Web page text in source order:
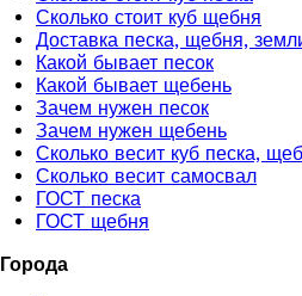
Сколько стоит куб щебня
Доставка песка, щебня,
Какой бывает песок
Какой бывает щебень
Зачем нужен песок
Зачем нужен щебень
Сколько весит куб песка,
Сколько весит самосвал
ГОСТ песка
ГОСТ щебня
Города